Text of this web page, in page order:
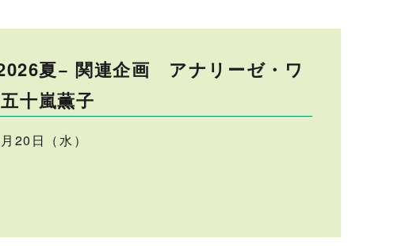
夏− 関連企画 アナリーゼ・ワ
十嵐薫子
20日（水）